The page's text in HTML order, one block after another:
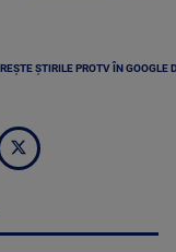
ȘTIRILE PROTV ÎN GOOGLE